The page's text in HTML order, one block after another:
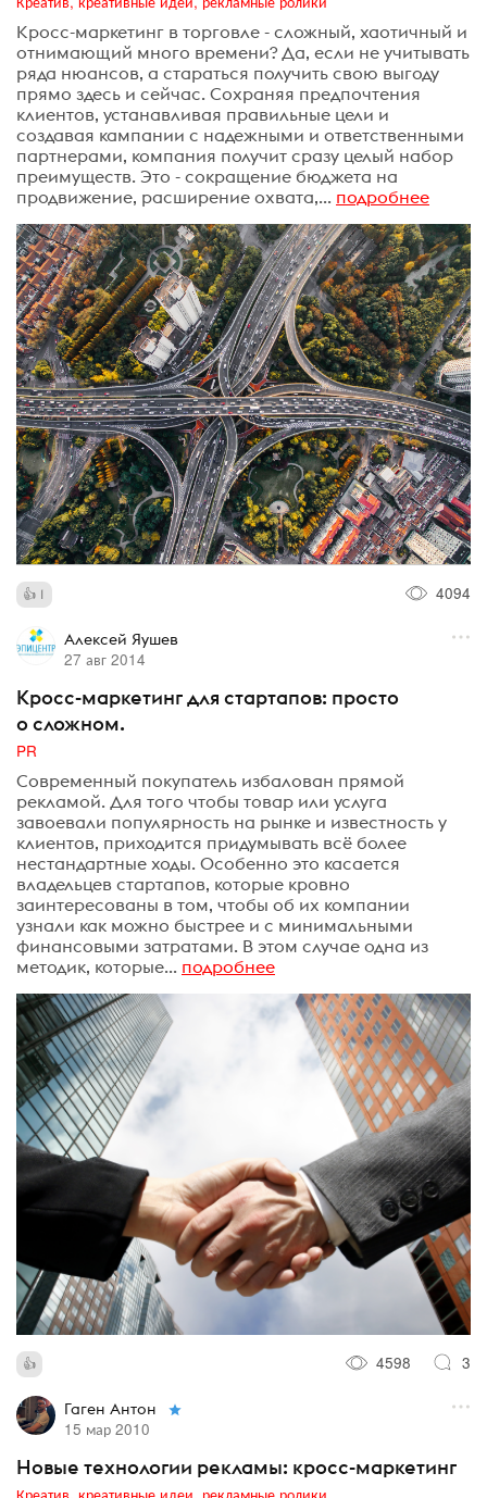
Кросс-маркетинг в торговле - сложный, хаотичный и
отнимающий много времени? Да, если не учитывать
ряда нюансов, а стараться получить свою выгоду
прямо здесь и сейчас. Сохраняя предпочтения
клиентов, устанавливая правильные цели и
создавая кампании с надежными и ответственными
партнерами, компания получит сразу целый набор
преимуществ. Это - сокращение бюджета на
продвижение, расширение охвата,... подробнее
1 4094
Алексей Яушев
27 авг 2014
Кросс-маркетинг для стартапов: просто
о сложном.
PR
Современный покупатель избалован прямой
рекламой. Для того чтобы товар или услуга
завоевали популярность на рынке и известность у
клиентов, приходится придумывать всё более
нестандартные ходы. Особенно это касается
владельцев стартапов, которые кровно
заинтересованы в том, чтобы об их компании
узнали как можно быстрее и с минимальными
финансовыми затратами. В этом случае одна из
методик, которые... подробнее
4598 3
Гаген Антон
15 мар 2010
Новые технологии рекламы: кросс-маркетинг
Креатив, креативные идеи, рекламные ролики